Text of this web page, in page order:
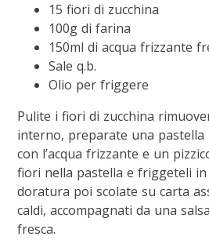
15 fiori di zucchina
100g di farina
150ml di acqua frizzante
Sale q.b.
Olio per friggere
Pulite i fiori di zucchina
interno, preparate una pastella
con l’acqua frizzante e un
fiori nella pastella e friggeteli
doratura poi scolate su carta
caldi, accompagnati da una
fresca.